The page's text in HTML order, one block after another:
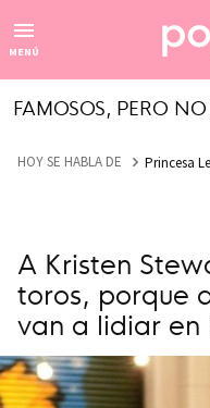
MENÚ
FAMOSOS, PERO
HOY SE HABLA DE Princesa
A Kristen
toros, porque
van a lidiar en